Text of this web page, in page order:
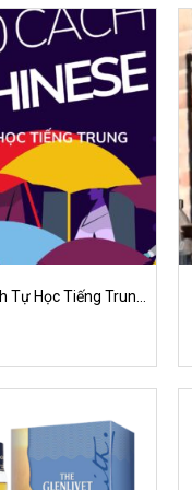
Tự Học Tiếng Trung